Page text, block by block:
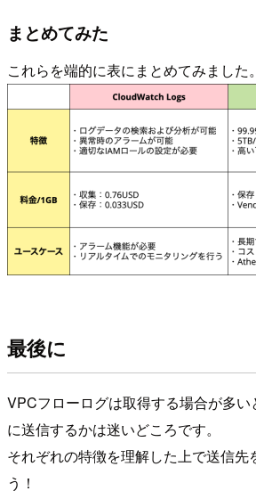
まとめてみた
これらを端的に表にまとめてみました。
最後に
VPCフローログは取得する場合が多い
に送信するかは迷いどころです。
それぞれの特徴を理解した上で送信先
う！